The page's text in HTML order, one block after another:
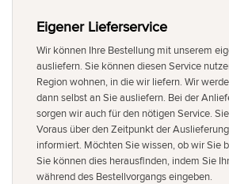
Eigener Lieferservice
Wir können Ihre Bestellung mit unserem
ausliefern. Sie können diesen Service
Region wohnen, in die wir liefern. Wir
dann selbst an Sie ausliefern. Bei der
sorgen wir auch für den nötigen Service.
Voraus über den Zeitpunkt der
informiert. Möchten Sie wissen, ob wir Sie
Sie können dies herausfinden, indem Sie
während des Bestellvorgangs eingeben.